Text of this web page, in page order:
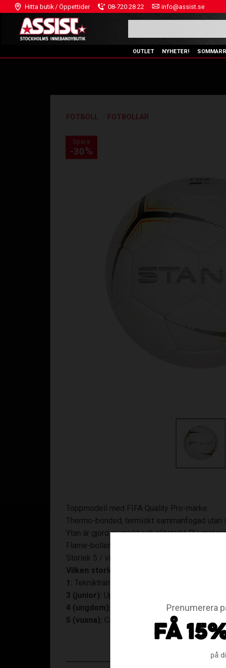
Hitta butik / Öppettider 08-720 28 22 info@assist.se
OUTLET NYHETER!
FOTBOLL FOTBOLLAR
Spara
30%
Toppmodell med FIFA Quality Pro-märke.
Thermo-bonded, termiskt sammanfogad utan
Ytan är gjord av mjukt och slitstarkt PU-
Flame-bollen har utmärkta studsegenskaper
Storlek 5 / vikt ca 430 gram
Vilken storlek ska jag välja på fotbollen?
1: Teknikträning för alla åldrar. 46–51 i cm
3 (junior): Upp till ca 8 år. 58,5–61 cm i
4 (ungdom): Ca 8–12 år. 63,5–66 cm i
5 (vuxna): Ca 12 år och uppåt. 68–70 cm i
Prenumerera
FÅ
på